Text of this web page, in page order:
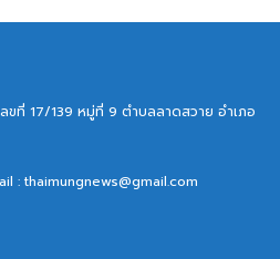
ขที่ 17/139 หมู่ที่ 9 ตำบลลาดสวาย อำเภอ
: thaimungnews@gmail.com